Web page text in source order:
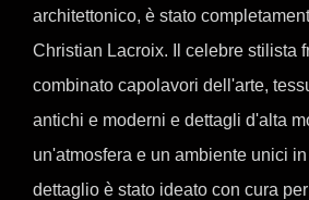
architettonico, è stato
Christian Lacroix. Il celebre stilista
combinato capolavori dell'arte,
antichi e moderni e dettagli d'alta
un'atmosfera e un ambiente unici
dettaglio è stato ideato con cura